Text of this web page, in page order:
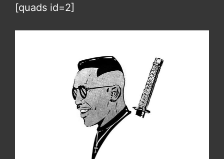
[quads id=2]